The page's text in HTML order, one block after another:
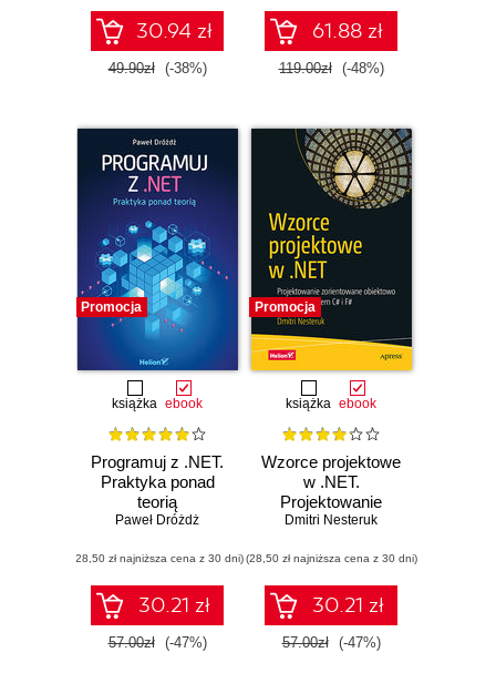
30.94 zł
49.90zł (-38%)
61.88 zł
119.00zł (-48%)
Promocja
książka ebook
Programuj z .NET.
Praktyka ponad
teorią
Paweł Dróżdż
(28,50 zł najniższa cena z 30 dni)
30.21 zł
57.00zł (-47%)
Promocja
książka ebook
Wzorce projektowe
w .NET.
Projektowanie
zorientowane
wykorzystaniem
C# i F#
Dmitri Nesteruk
(28,50 zł najniższa cena z 30 dni)
30.21 zł
57.00zł (-47%)